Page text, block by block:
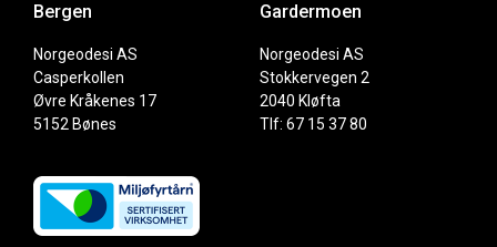
Bergen
Norgeodesi AS
Casperkollen
Øvre Kråkenes 17
5152 Bønes
Gardermoen
Norgeodesi AS
Stokkervegen 2
2040 Kløfta
Tlf: 67 15 37 80